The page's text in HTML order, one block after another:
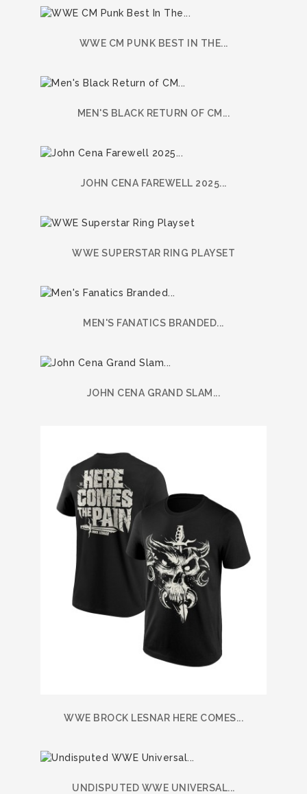
WWE CM PUNK BEST IN THE...
MEN'S BLACK RETURN OF CM...
JOHN CENA FAREWELL 2025...
WWE SUPERSTAR RING PLAYSET
MEN'S FANATICS BRANDED...
JOHN CENA GRAND SLAM...
WWE BROCK LESNAR HERE COMES...
UNDISPUTED WWE UNIVERSAL...